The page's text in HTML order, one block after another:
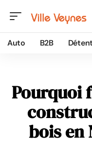
Auto B2B
Pourquoi
bois en